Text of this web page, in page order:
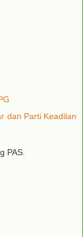
dan Parti Keadilan
PAS.